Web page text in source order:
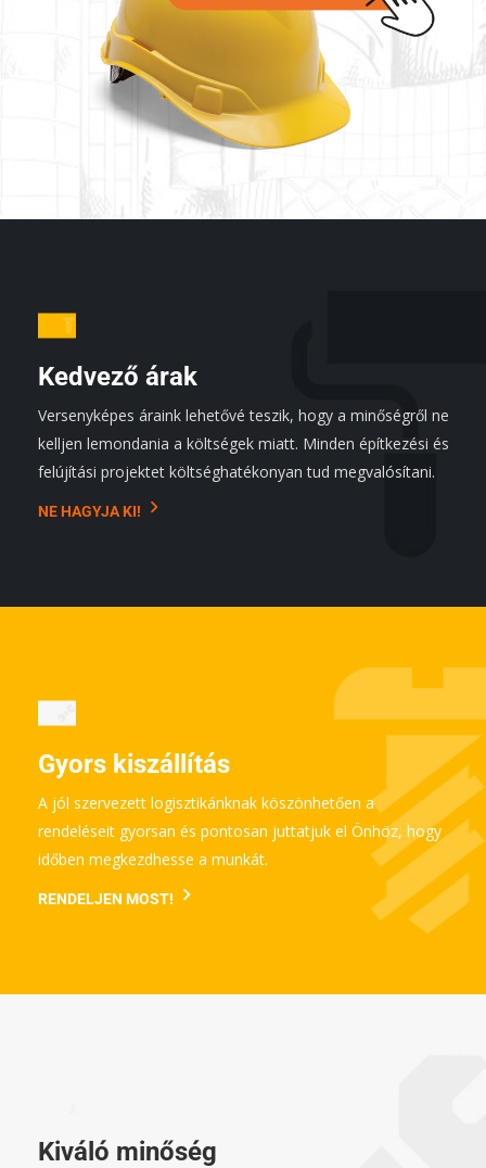
Kedvező árak
Versenyképes áraink lehetővé teszik, hogy a minőségről ne
kelljen lemondania a költségek miatt. Minden építkezési és
felújítási projektet költséghatékonyan tud megvalósítani.
NE HAGYJA KI!
Gyors kiszállítás
A jól szervezett logisztikánknak köszönhetően a
rendeléseit gyorsan és pontosan juttatjuk el Önhöz, hogy
időben megkezdhesse a munkát.
RENDELJEN MOST!
Kiváló minőség